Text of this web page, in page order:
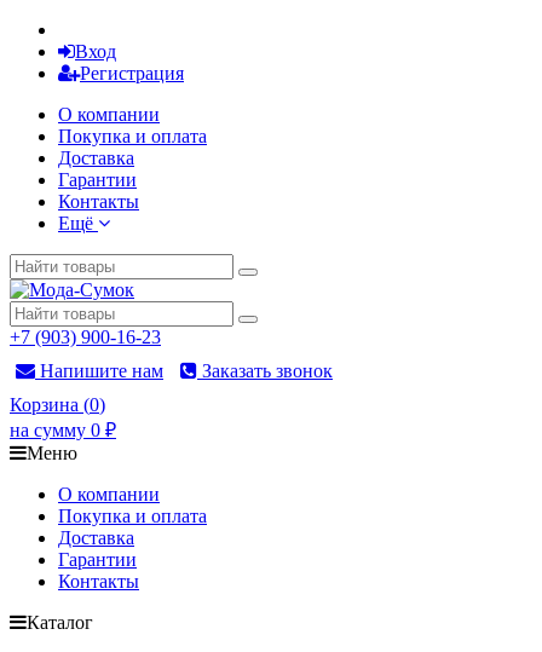
Вход
Регистрация
О компании
Покупка и оплата
Доставка
Гарантии
Контакты
Ещё
+7 (903) 900-16-23
Напишите нам
Заказать звонок
Корзина (0)
на сумму 0 ₽
Меню
О компании
Покупка и оплата
Доставка
Гарантии
Контакты
Каталог